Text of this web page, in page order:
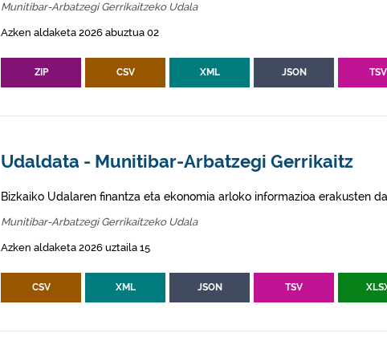
Munitibar-Arbatzegi Gerrikaitzeko Udala
Azken aldaketa 2026 abuztua 02
ZIP CSV XML JSON TSV
Udaldata - Munitibar-Arbatzegi Gerrikaitz
Bizkaiko Udalaren finantza eta ekonomia arloko informazioa erakusten
Munitibar-Arbatzegi Gerrikaitzeko Udala
Azken aldaketa 2026 uztaila 15
CSV XML JSON TSV